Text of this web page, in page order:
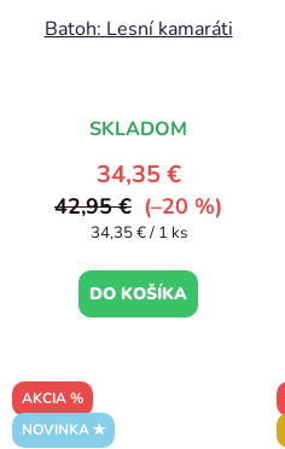
Batoh: Lesní kamaráti
SKLADOM
34,35 €
42,95 € (–20 %)
Jednotková
34,35 € / 1 ks
DO KOŠÍKA
AKCIA %
NOVINKA ✮